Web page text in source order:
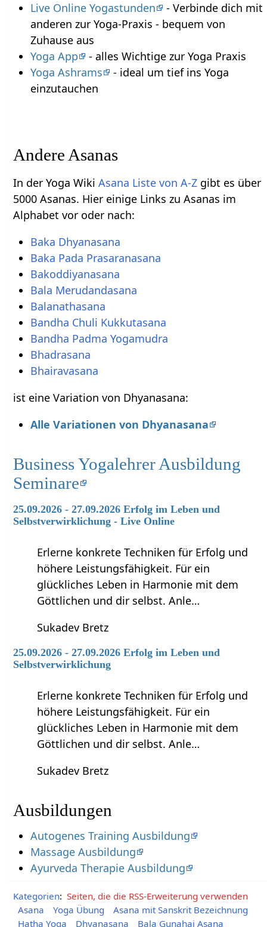
Live Online Yogastunden
- Verbinde dich mit
anderen zur Yoga-Praxis - bequem von
Zuhause aus
Yoga App
- alles Wichtige zur Yoga Praxis
Yoga Ashrams
- ideal um tief ins Yoga
einzutauchen
Andere Asanas
In der Yoga WikiAsana Liste von A-Z gibt es über
5000 Asanas. Hier einige Links zu Asanas im
Alphabet vor oder nach:
Baka Dhyanasana
Baka Pada Prasaranasana
Bakoddiyanasana
Bala Merudandasana
Balanathasana
Bandha Chuli Kukkutasana
Bandha Padma Yogamudra
Bhadrasana
Bhairavasana
ist eine Variation von Dhyanasana:
Alle Variationen von Dhyanasana
Business Yogalehrer Ausbildung
Seminare
25.09.2026 - 27.09.2026 Erfolg im Leben und
Selbstverwirklichung - Live Online
Erlerne konkrete Techniken für Erfolg und
höhere Leistungsfähigkeit. Für ein
glückliches Leben in Harmonie mit dem
Göttlichen und dir selbst. Anle…
Sukadev Bretz
25.09.2026 - 27.09.2026 Erfolg im Leben und
Selbstverwirklichung
Erlerne konkrete Techniken für Erfolg und
höhere Leistungsfähigkeit. Für ein
glückliches Leben in Harmonie mit dem
Göttlichen und dir selbst. Anle…
Sukadev Bretz
Ausbildungen
Autogenes Training Ausbildung
Massage Ausbildung
Ayurveda Therapie Ausbildung
Kategorien: Seiten, die die RSS-Erweiterung verwenden
Asana
Yoga Übung
Asana mit Sanskrit Bezeichnung
Hatha Yoga
Dhyanasana Bala Gunahai Asana